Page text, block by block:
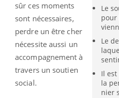
Le
pour
Le
Il
la
nier
sûr ces moments
sont nécessaires,
perdre un être cher
nécessite aussi un
accompagnement à
travers un soutien
social.